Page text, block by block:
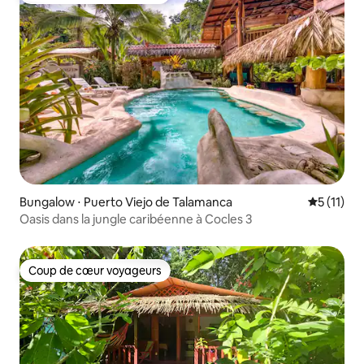
Bungalow ⋅ Puerto Viejo de Talamanca
5 (11)
Oasis dans la jungle caribéenne à Cocles 3
Coup de cœur voyageurs
Coup de cœur voyageurs